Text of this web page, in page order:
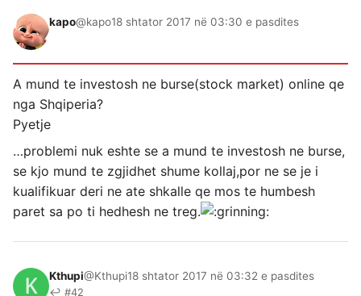
kapo@kapo18 shtator 2017 në 03:30 e pasdites
A mund te investosh ne burse(stock market) online qe
nga Shqiperia?
Pyetje
…problemi nuk eshte se a mund te investosh ne burse,
se kjo mund te zgjidhet shume kollaj,por ne se je i
kualifikuar deri ne ate shkalle qe mos te humbesh
paret sa po ti hedhesh ne treg.
Kthupi@Kthupi18 shtator 2017 në 03:32 e pasdites
↩ #42